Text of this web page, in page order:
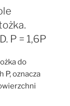
P = 1,6P
do
P, oznacza